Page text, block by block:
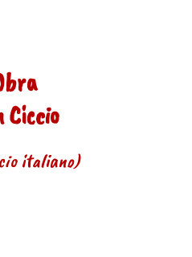
Ciccio
italiano)